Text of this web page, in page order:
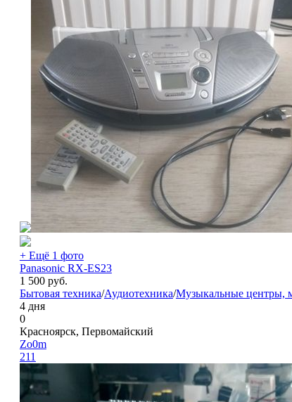
+ Ещё 1 фото
Panasonic RX-ES23
1 500 руб.
Бытовая техника/Аудиотехника/Музыкальные центры,
4 дня
0
Красноярск, Первомайский
Zo0m
211